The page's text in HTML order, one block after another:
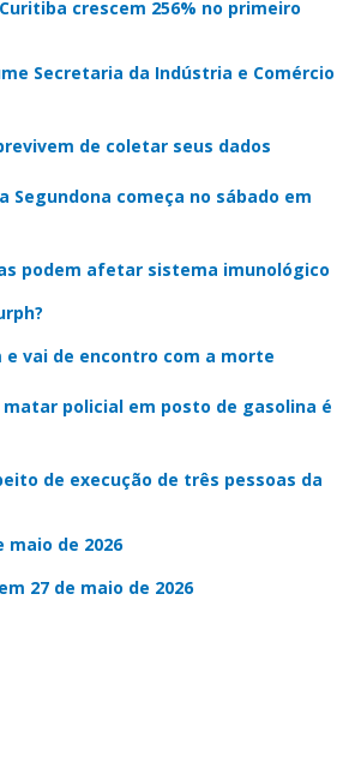
crescem 256% no primeiro
Secretaria da Indústria e Comércio
de coletar seus dados
Segundona começa no sábado em
podem afetar sistema imunológico
e vai de encontro com a morte
policial em posto de gasolina é
de execução de três pessoas da
maio de 2026
27 de maio de 2026